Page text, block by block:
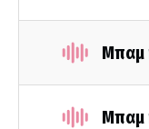
Μπαμ
Μπαμ